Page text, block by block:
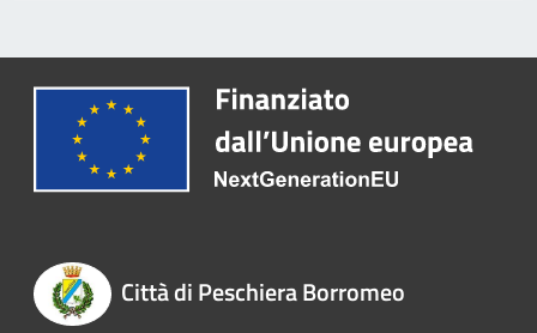
Città di Peschiera Borromeo